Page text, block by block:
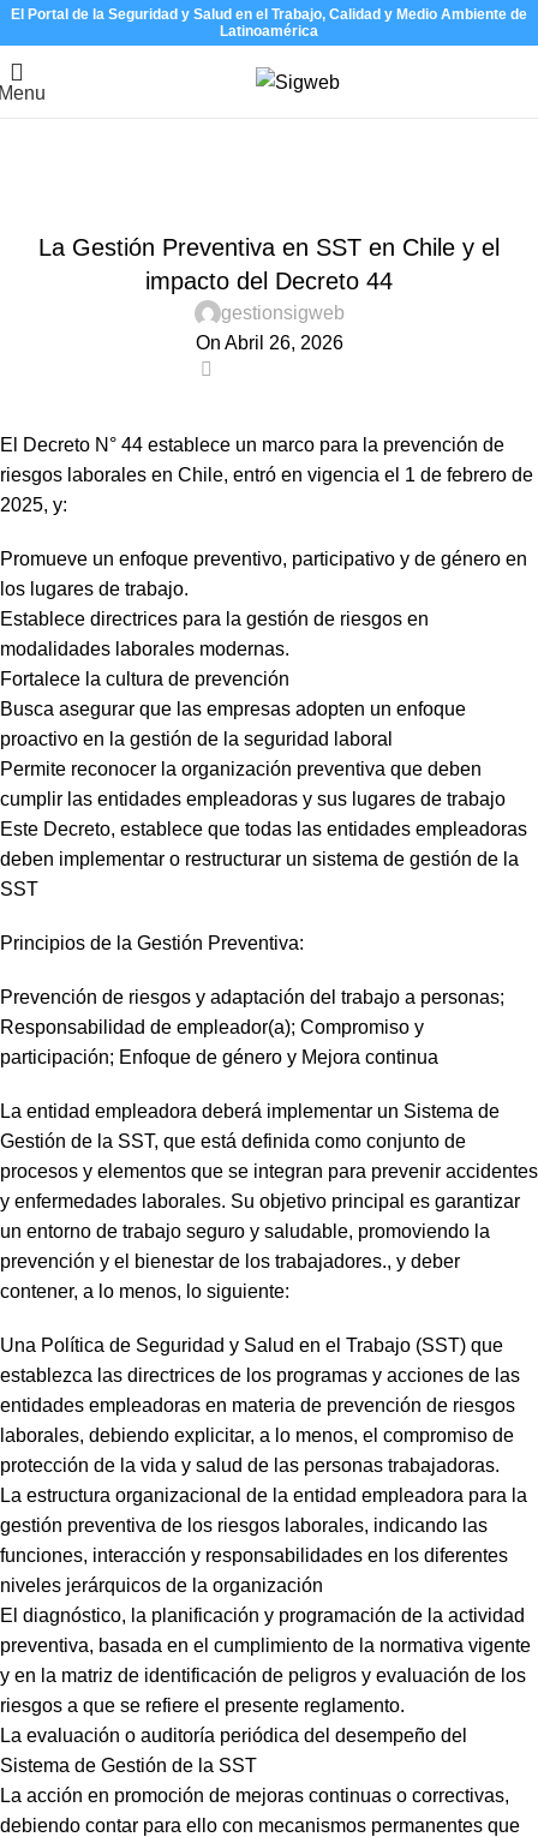
El Portal de la Seguridad y Salud en el Trabajo, Calidad y Medio Ambiente de
Latinoamérica
La Gestión Preventiva en SST en Chile y el
impacto del Decreto 44
gestionsigweb
On Abril 26, 2026
El Decreto N° 44 establece un marco para la prevención de
riesgos laborales en Chile, entró en vigencia el 1 de febrero de
2025, y:
Promueve un enfoque preventivo, participativo y de género en
los lugares de trabajo.
Establece directrices para la gestión de riesgos en
modalidades laborales modernas.
Fortalece la cultura de prevención
Busca asegurar que las empresas adopten un enfoque
proactivo en la gestión de la seguridad laboral
Permite reconocer la organización preventiva que deben
cumplir las entidades empleadoras y sus lugares de trabajo
Este Decreto, establece que todas las entidades empleadoras
deben implementar o restructurar un sistema de gestión de la
SST
Principios de la Gestión Preventiva:
Prevención de riesgos y adaptación del trabajo a personas;
Responsabilidad de empleador(a); Compromiso y
participación; Enfoque de género y Mejora continua
La entidad empleadora deberá implementar un Sistema de
Gestión de la SST, que está definida como conjunto de
procesos y elementos que se integran para prevenir accidentes
y enfermedades laborales. Su objetivo principal es garantizar
un entorno de trabajo seguro y saludable, promoviendo la
prevención y el bienestar de los trabajadores., y deber
contener, a lo menos, lo siguiente:
Una Política de Seguridad y Salud en el Trabajo (SST) que
establezca las directrices de los programas y acciones de las
entidades empleadoras en materia de prevención de riesgos
laborales, debiendo explicitar, a lo menos, el compromiso de
protección de la vida y salud de las personas trabajadoras.
La estructura organizacional de la entidad empleadora para la
gestión preventiva de los riesgos laborales, indicando las
funciones, interacción y responsabilidades en los diferentes
niveles jerárquicos de la organización
El diagnóstico, la planificación y programación de la actividad
preventiva, basada en el cumplimiento de la normativa vigente
y en la matriz de identificación de peligros y evaluación de los
riesgos a que se refiere el presente reglamento.
La evaluación o auditoría periódica del desempeño del
Sistema de Gestión de la SST
La acción en promoción de mejoras continuas o correctivas,
debiendo contar para ello con mecanismos permanentes que